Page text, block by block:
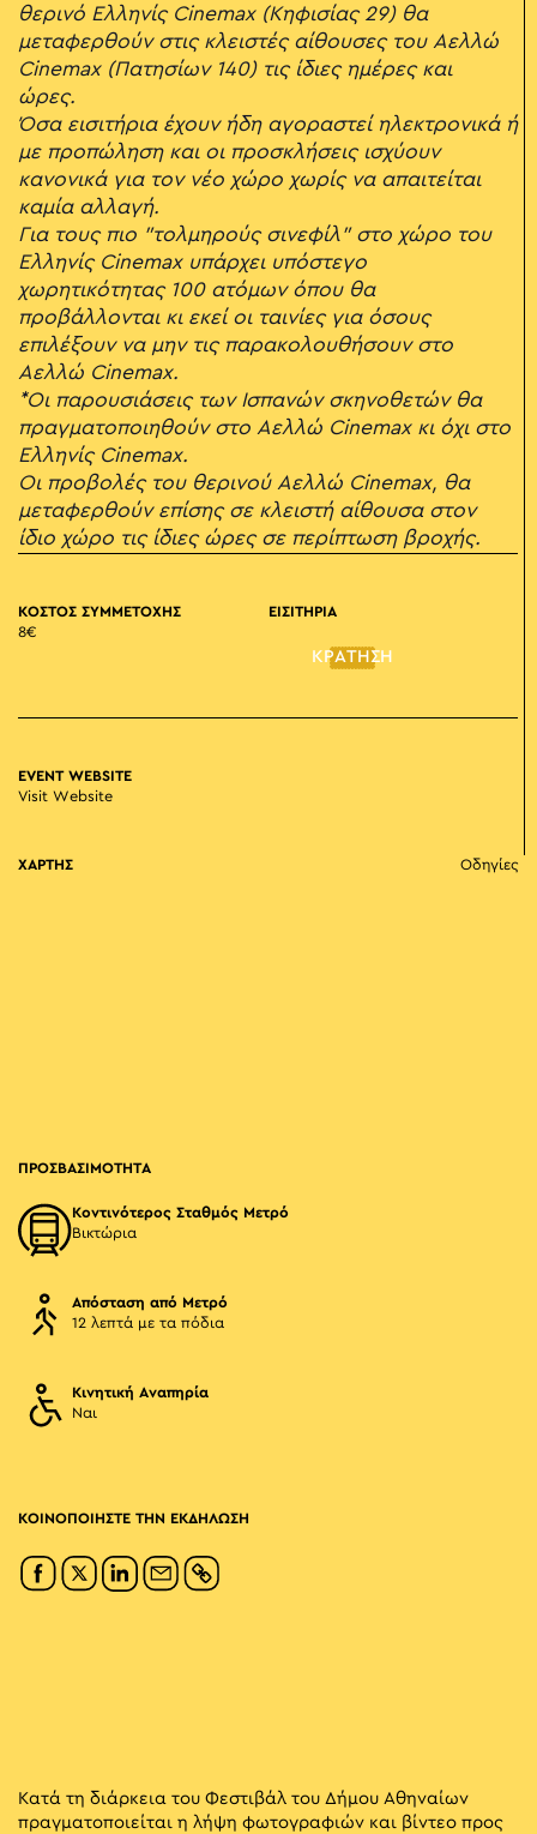
θερινό Ελληνίς Cinemax (Κηφισίας 29) θα
μεταφερθούν στις κλειστές αίθουσες του Αελλώ
Cinemax (Πατησίων 140) τις ίδιες ημέρες και
ώρες.
Όσα εισιτήρια έχουν ήδη αγοραστεί ηλεκτρονικά ή
με προπώληση και οι προσκλήσεις ισχύουν
κανονικά για τον νέο χώρο χωρίς να απαιτείται
καμία αλλαγή.
Για τους πιο "τολμηρούς σινεφίλ" στο χώρο του
Ελληνίς Cinemax υπάρχει υπόστεγο
χωρητικότητας 100 ατόμων όπου θα
προβάλλονται κι εκεί οι ταινίες για όσους
επιλέξουν να μην τις παρακολουθήσουν στο
Αελλώ Cinemax.
*Οι παρουσιάσεις των Ισπανών σκηνοθετών θα
πραγματοποιηθούν στο Αελλώ Cinemax κι όχι στο
Ελληνίς Cinemax.
Οι προβολές του θερινού Αελλώ Cinemax, θα
μεταφερθούν επίσης σε κλειστή αίθουσα στον
ίδιο χώρο τις ίδιες ώρες σε περίπτωση βροχής.
ΚΟΣΤΟΣ ΣΥΜΜΕΤΟΧΗΣ
8€
ΕΙΣΙΤΗΡΙΑ
ΚΡΑΤΗΣΗ
EVENT WEBSITE
Visit Website
ΧΑΡΤΗΣ Οδηγίες
ΠΡΟΣΒΑΣΙΜΟΤΗΤΑ
Κοντινότερος Σταθμός Μετρό
Βικτώρια
Απόσταση από Μετρό
12 λεπτά με τα πόδια
Κινητική Αναπηρία
Ναι
ΚΟΙΝΟΠΟΙΗΣΤΕ ΤΗΝ ΕΚΔΗΛΩΣΗ
Κατά τη διάρκεια του Φεστιβάλ του Δήμου Αθηναίων
πραγματοποιείται η λήψη φωτογραφιών και βίντεο προς